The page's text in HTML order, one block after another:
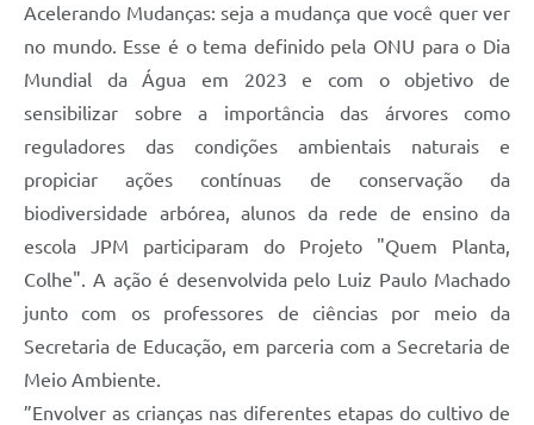
Acelerando Mudanças: seja a mudança que você quer ver
no mundo. Esse é o tema definido pela ONU para o Dia
Mundial da Água em 2023 e com o objetivo de
sensibilizar sobre a importância das árvores como
reguladores das condições ambientais naturais e
propiciar ações contínuas de conservação da
biodiversidade arbórea, alunos da rede de ensino da
escola JPM participaram do Projeto "Quem Planta,
Colhe". A ação é desenvolvida pelo Luiz Paulo Machado
junto com os professores de ciências por meio da
Secretaria de Educação, em parceria com a Secretaria de
Meio Ambiente.
”Envolver as crianças nas diferentes etapas do cultivo de